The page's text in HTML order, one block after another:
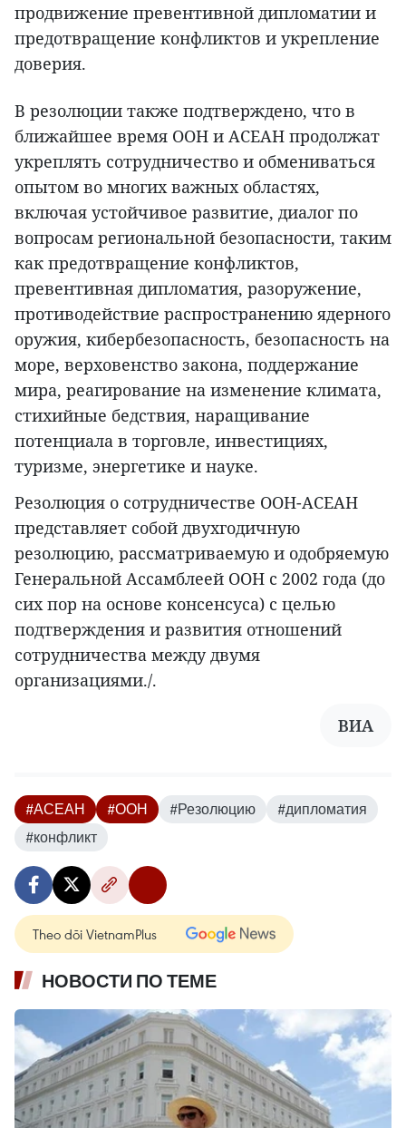
продвижение превентивной дипломатии и
предотвращение конфликтов и укрепление
доверия.
В резолюции также подтверждено, что в
ближайшее время ООН и АСЕАН продолжат
укреплять сотрудничество и обмениваться
опытом во многих важных областях,
включая устойчивое развитие, диалог по
вопросам региональной безопасности, таким
как предотвращение конфликтов,
превентивная дипломатия, разоружение,
противодействие распространению ядерного
оружия, кибербезопасность, безопасность на
море, верховенство закона, поддержание
мира, реагирование на изменение климата,
стихийные бедствия, наращивание
потенциала в торговле, инвестициях,
туризме, энергетике и науке.
Резолюция о сотрудничестве ООН-АСЕАН
представляет собой двухгодичную
резолюцию, рассматриваемую и одобряемую
Генеральной Ассамблеей ООН с 2002 года (до
сих пор на основе консенсуса) с целью
подтверждения и развития отношений
сотрудничества между двумя
организациями./.
ВИА
#АСЕАН #ООН #Резолюцию
#дипломатия
#конфликт
Theo dõi VietnamPlus
НОВОСТИ ПО ТЕМЕ